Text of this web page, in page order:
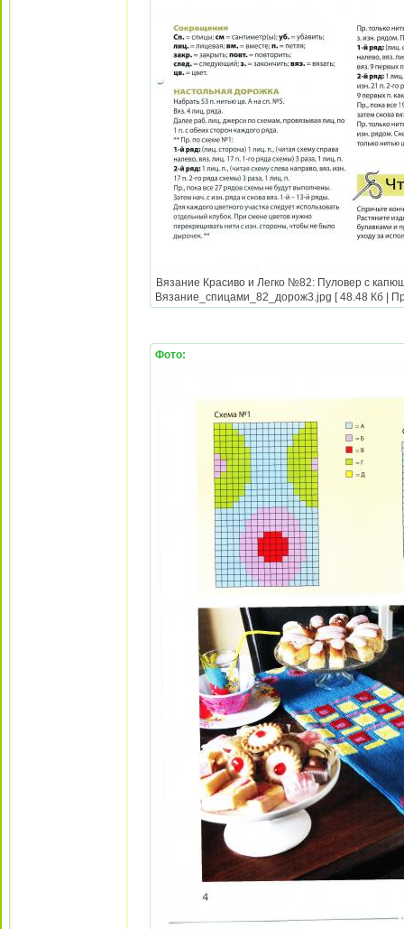
Вязание Красиво и Легко №82: Пуловер с
Вязание_спицами_82_дорож3.jpg [ 48.48 Кб |
Фото: